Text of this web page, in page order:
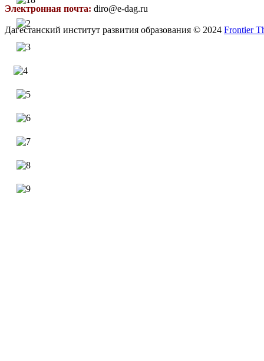
Электронная почта: diro@e-dag.ru
Дагестанский институт развития образования © 2024 Frontier